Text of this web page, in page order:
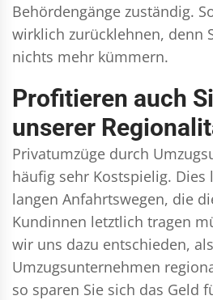
Behördengänge zuständig.
wirklich zurücklehnen, denn
nichts mehr kümmern.
Profitieren auch
unserer
Privatumzüge durch
häufig sehr Kostspielig. Dies
langen Anfahrtswegen, die
Kundinnen letztlich tragen
wir uns dazu entschieden, als
Umzugsunternehmen
so sparen Sie sich das Geld